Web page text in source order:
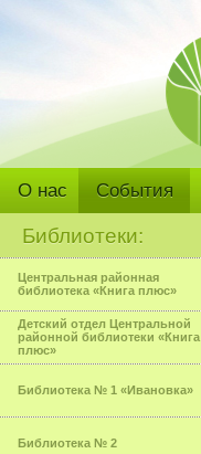
О нас События
Библиотеки:
Центральная районная
библиотека «Книга плюс»
Детский отдел Центральной
районной библиотеки «Книга
плюс»
Библиотека № 1 «Ивановка»
Библиотека № 2